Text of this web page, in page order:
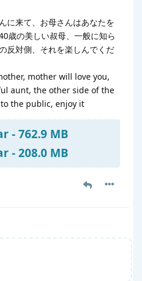
に来て、お母さんはあなたを
歳の美しい叔母、一般に知ら
反対側、それを楽しんでくだ
mother will love you,
aunt, the other side of the
the public, enjoy it
- 762.9 MB
- 208.0 MB